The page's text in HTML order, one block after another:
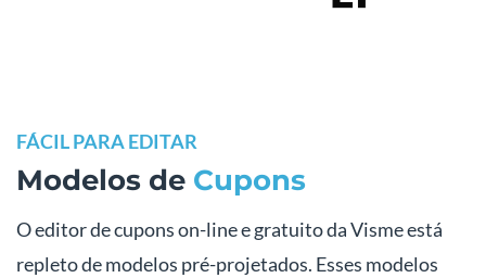
FÁCIL PARA EDITAR
Modelos de Cupons
O editor de cupons on-line e gratuito da Visme está
repleto de modelos pré-projetados. Esses modelos